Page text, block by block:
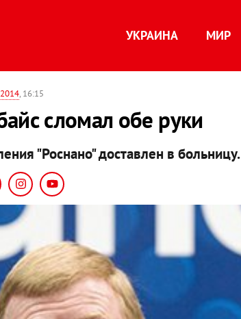
УКРАИНА МИР
, 16:15
сломал обе руки
"Роснано" доставлен в больницу.